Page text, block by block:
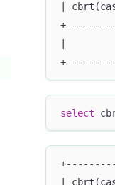
|
|
select
|